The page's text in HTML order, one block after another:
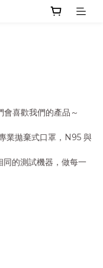
喜歡我們的產品～
業拋棄式口罩，N95 與
的測試機器，做每一